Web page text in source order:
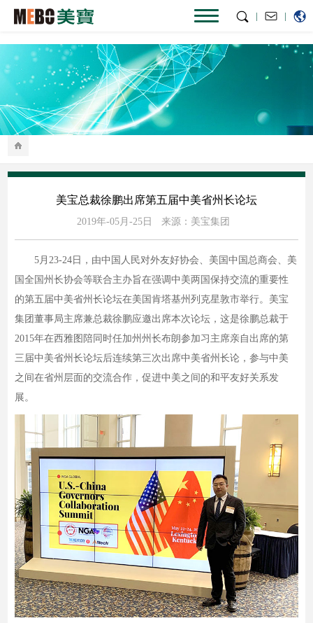
|
|
美宝总裁徐鹏出席第五届中美省州长论坛
2019年-05月-25日 来源：美宝集团
5月23-24日，由中国人民对外友好协会、美国中国总商会、美
国全国州长协会等联合主办旨在强调中美两国保持交流的重要性
的第五届中美省州长论坛在美国肯塔基州列克星敦市举行。美宝
集团董事局主席兼总裁徐鹏应邀出席本次论坛，这是徐鹏总裁于
2015年在西雅图陪同时任加州州长布朗参加习主席亲自出席的第
三届中美省州长论坛后连续第三次出席中美省州长论，参与中美
之间在省州层面的交流合作，促进中美之间的和平友好关系发
展。